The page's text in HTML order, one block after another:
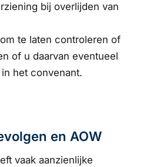
bij overlijden van
te laten controleren of
of u daarvan eventueel
het convenant.
en AOW
vaak aanzienlijke